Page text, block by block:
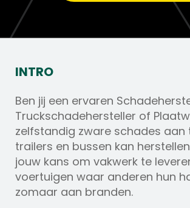
INTRO
Ben jij een ervaren
Truckschadehersteller of
zelfstandig zware schades aan
trailers en bussen kan
jouw kans om vakwerk te
voertuigen waar anderen hun
zomaar aan branden.